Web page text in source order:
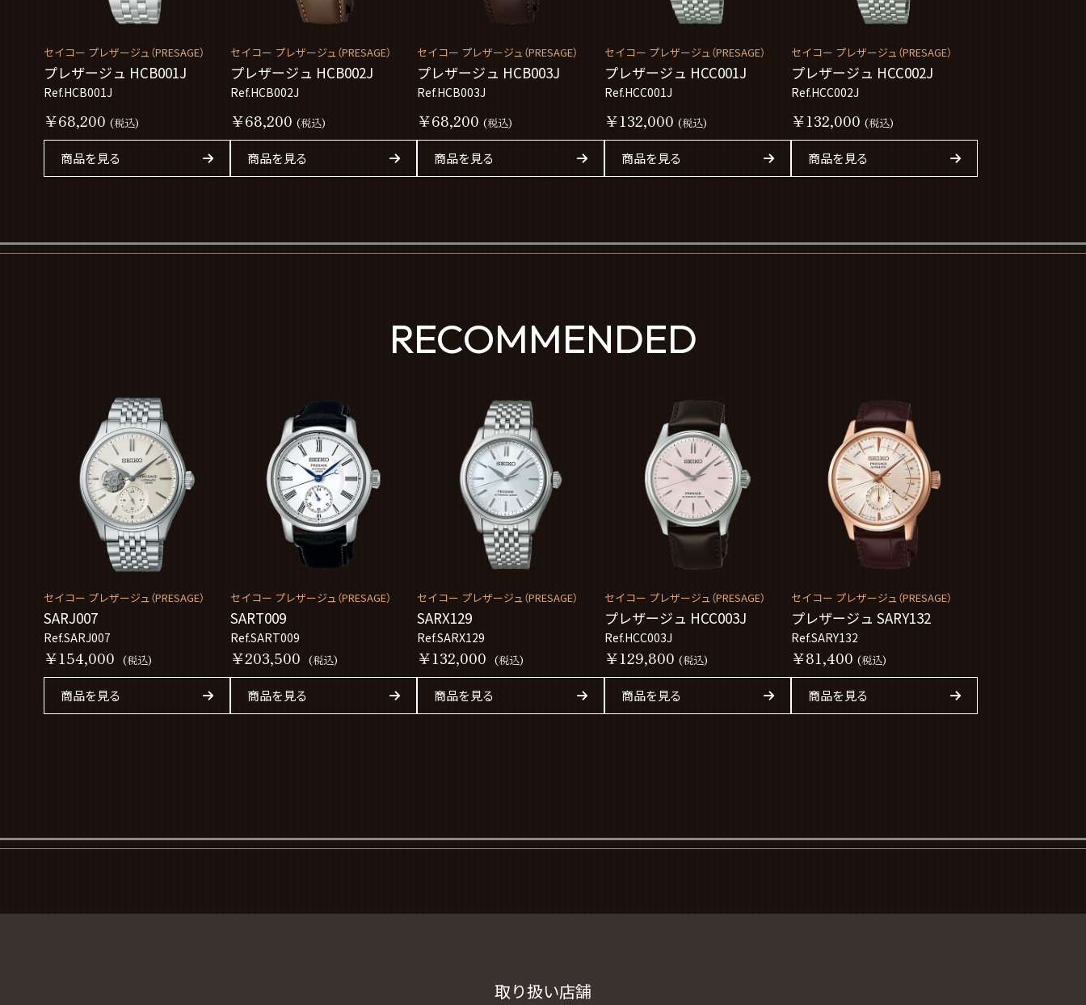
セイコー プレザージュ（PRESAGE）
プレザージュ HCB001J
Ref.HCB001J
￥68,200 (税込)
商品を見る
セイコー プレザージュ（PRESAGE）
プレザージュ HCB002J
Ref.HCB002J
￥68,200 (税込)
商品を見る
セイコー プレザージュ（PRESAGE）
プレザージュ HCB003J
Ref.HCB003J
￥68,200 (税込)
商品を見る
セイコー プレザージュ（PRESAGE）
プレザージュ HCC001J
Ref.HCC001J
￥132,000 (税込)
商品を見る
セイコー プレザージュ（PRESAGE）
プレザージュ HCC002J
Ref.HCC002J
￥132,000 (税込)
商品を見る
RECOMMENDED
セイコー プレザージュ（PRESAGE）
SARJ007
Ref.SARJ007
￥154,000 (税込)
商品を見る
セイコー プレザージュ（PRESAGE）
SART009
Ref.SART009
￥203,500 (税込)
商品を見る
セイコー プレザージュ（PRESAGE）
SARX129
Ref.SARX129
￥132,000 (税込)
商品を見る
セイコー プレザージュ（PRESAGE）
プレザージュ HCC003J
Ref.HCC003J
￥129,800 (税込)
商品を見る
セイコー プレザージュ（PRESAGE）
プレザージュ SARY132
Ref.SARY132
￥81,400 (税込)
商品を見る
取り扱い店舗